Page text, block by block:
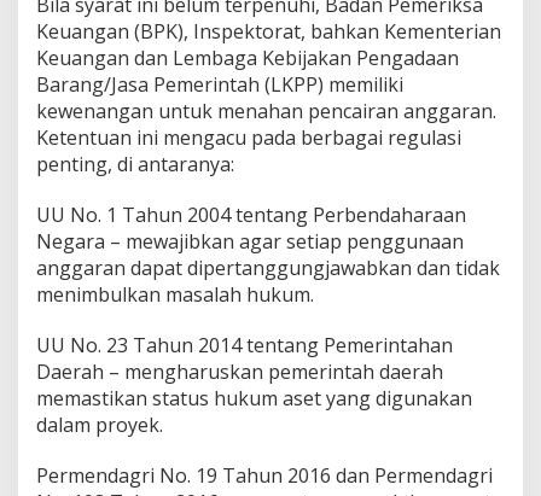
s
P
e
n
s
i
u
s
u
k
P
j
a
r
Keuangan (BPK), Inspektorat, bahkan Kementerian
Keuangan dan Lembaga Kebijakan Pengadaan
Barang/Jasa Pemerintah (LKPP) memiliki
kewenangan untuk menahan pencairan anggaran.
Ketentuan ini mengacu pada berbagai regulasi
penting, di antaranya:
UU No. 1 Tahun 2004 tentang Perbendaharaan
Negara – mewajibkan agar setiap penggunaan
anggaran dapat dipertanggungjawabkan dan tidak
menimbulkan masalah hukum.
UU No. 23 Tahun 2014 tentang Pemerintahan
Daerah – mengharuskan pemerintah daerah
memastikan status hukum aset yang digunakan
dalam proyek.
Permendagri No. 19 Tahun 2016 dan Permendagri